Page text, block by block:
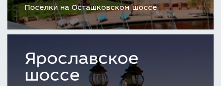
Поселки на Осташковском шоссе
Ярославское
шоссе